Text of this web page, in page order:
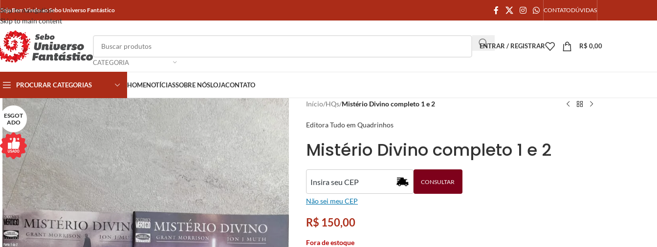
Skip to navigation
Skip to main content
Seja Bem Vindo ao Sebo Universo Fantástico CONTATODÚVIDAS
CATEGORIA
ENTRAR / REGISTRAR R$ 0,00
PROCURAR CATEGORIAS HOMENOTÍCIASSOBRE NÓSLOJACONTATO
ESGOT
ADO
Início/HQs/Mistério Divino completo 1 e 2
Editora Tudo em Quadrinhos
Mistério Divino completo 1 e 2
CONSULTAR
Não sei meu CEP
R$ 150,00
Fora de estoque